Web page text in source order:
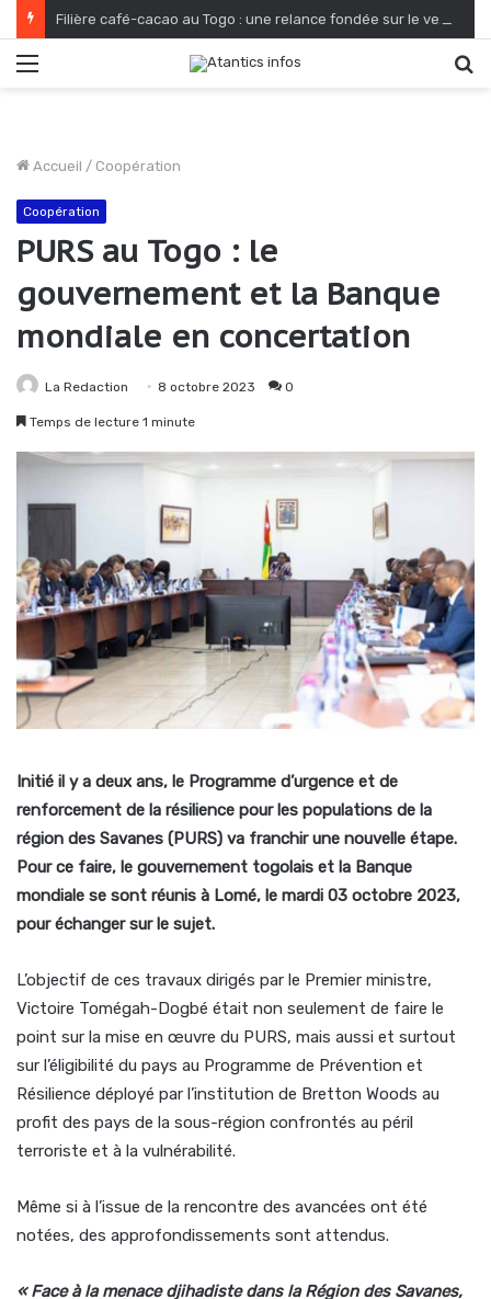
Filière café-cacao au Togo : une relance fondée sur le verdissement et la qualité
Accueil / Coopération
Coopération
PURS au Togo : le
gouvernement et la Banque
mondiale en concertation
La Redaction 8 octobre 2023 0
Temps de lecture 1 minute
Initié il y a deux ans, le Programme d’urgence et de
renforcement de la résilience pour les populations de la
région des Savanes (PURS) va franchir une nouvelle étape.
Pour ce faire, le gouvernement togolais et la Banque
mondiale se sont réunis à Lomé, le mardi 03 octobre 2023,
pour échanger sur le sujet.
L’objectif de ces travaux dirigés par le Premier ministre,
Victoire Tomégah-Dogbé était non seulement de faire le
point sur la mise en œuvre du PURS, mais aussi et surtout
sur l’éligibilité du pays au Programme de Prévention et
Résilience déployé par l’institution de Bretton Woods au
profit des pays de la sous-région confrontés au péril
terroriste et à la vulnérabilité.
Même si à l’issue de la rencontre des avancées ont été
notées, des approfondissements sont attendus.
« Face à la menace djihadiste dans la Région des Savanes,